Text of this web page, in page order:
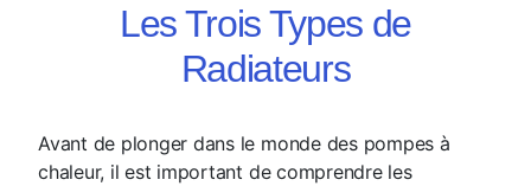
Les Trois Types de
Radiateurs
Avant de plonger dans le monde des pompes à
chaleur, il est important de comprendre les